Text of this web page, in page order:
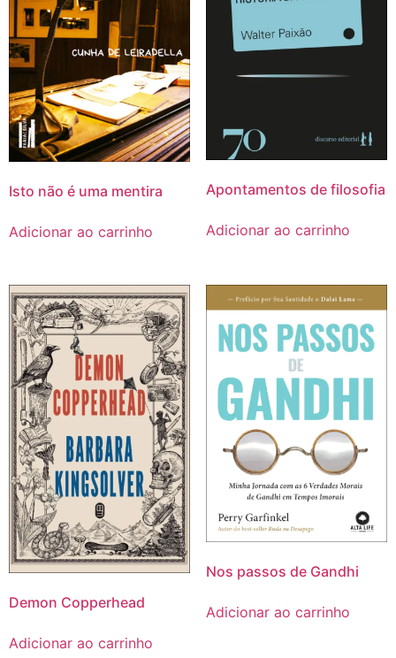
Isto não é uma mentira
Adicionar ao carrinho
Apontamentos de filosofia
Adicionar ao carrinho
Demon Copperhead
Adicionar ao carrinho
Nos passos de Gandhi
Adicionar ao carrinho